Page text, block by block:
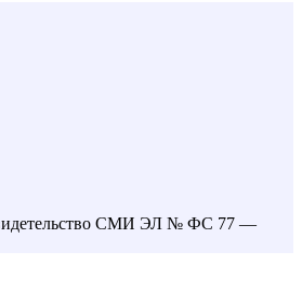
СМИ ЭЛ № ФС 77 —